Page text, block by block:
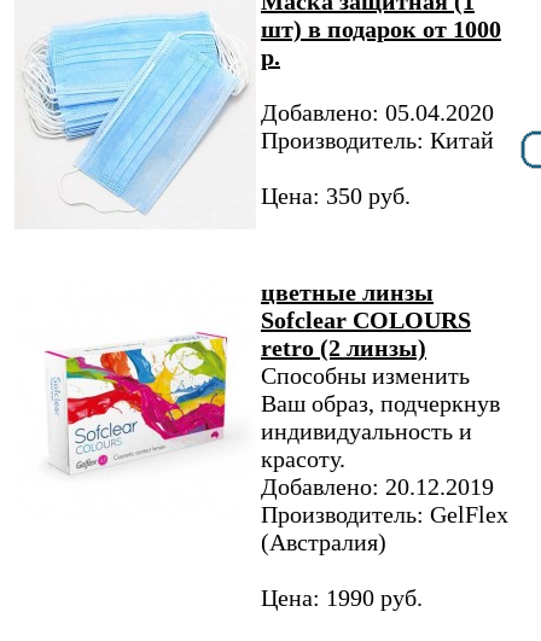
шт) в подарок от 1000
р.
Добавлено: 05.04.2020
Производитель: Китай
Цена: 350 руб.
цветные линзы
Sofclear COLOURS
retro (2 линзы)
Способны изменить
Ваш образ, подчеркнув
индивидуальность и
красоту.
Добавлено: 20.12.2019
Производитель: GelFlex
(Австралия)
Цена: 1990 руб.